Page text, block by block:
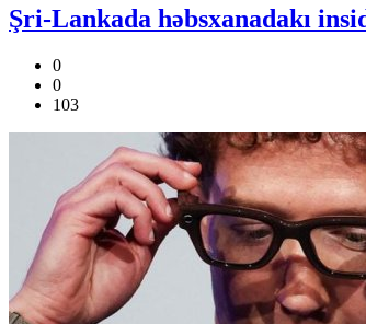
Şri-Lankada həbsxanadakı
0
0
103